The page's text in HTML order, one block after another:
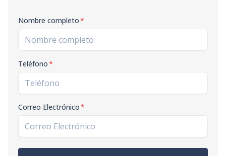
Nombre completo*
Teléfono*
Correo Electrónico*